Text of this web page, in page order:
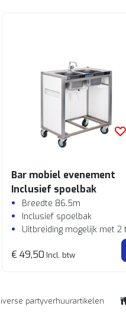
Bar mobiel evenement
Inclusief spoelbak
Breedte 86.5m
Inclusief spoelbak
Uitbreiding mogelijk met
Verrijdbaar d.m.v.
€ 49,50 Incl. btw
partyverhuurartikelen